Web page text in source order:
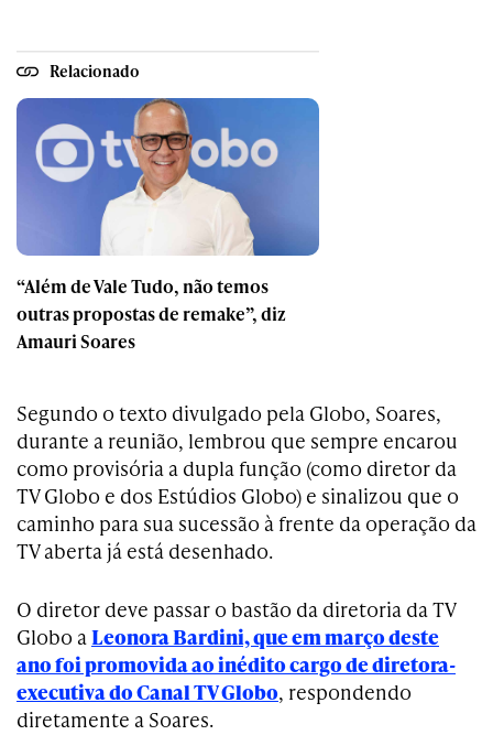
Relacionado
“Além de Vale Tudo, não temos
outras propostas de remake”, diz
Amauri Soares
Segundo o texto divulgado pela Globo, Soares,
durante a reunião, lembrou que sempre encarou
como provisória a dupla função (como diretor da
TV Globo e dos Estúdios Globo) e sinalizou que o
caminho para sua sucessão à frente da operação da
TV aberta já está desenhado.
O diretor deve passar o bastão da diretoria da TV
Globo aLeonora Bardini, que em março deste
ano foi promovida ao inédito cargo de diretora-
executiva do Canal TV Globo, respondendo
diretamente a Soares.